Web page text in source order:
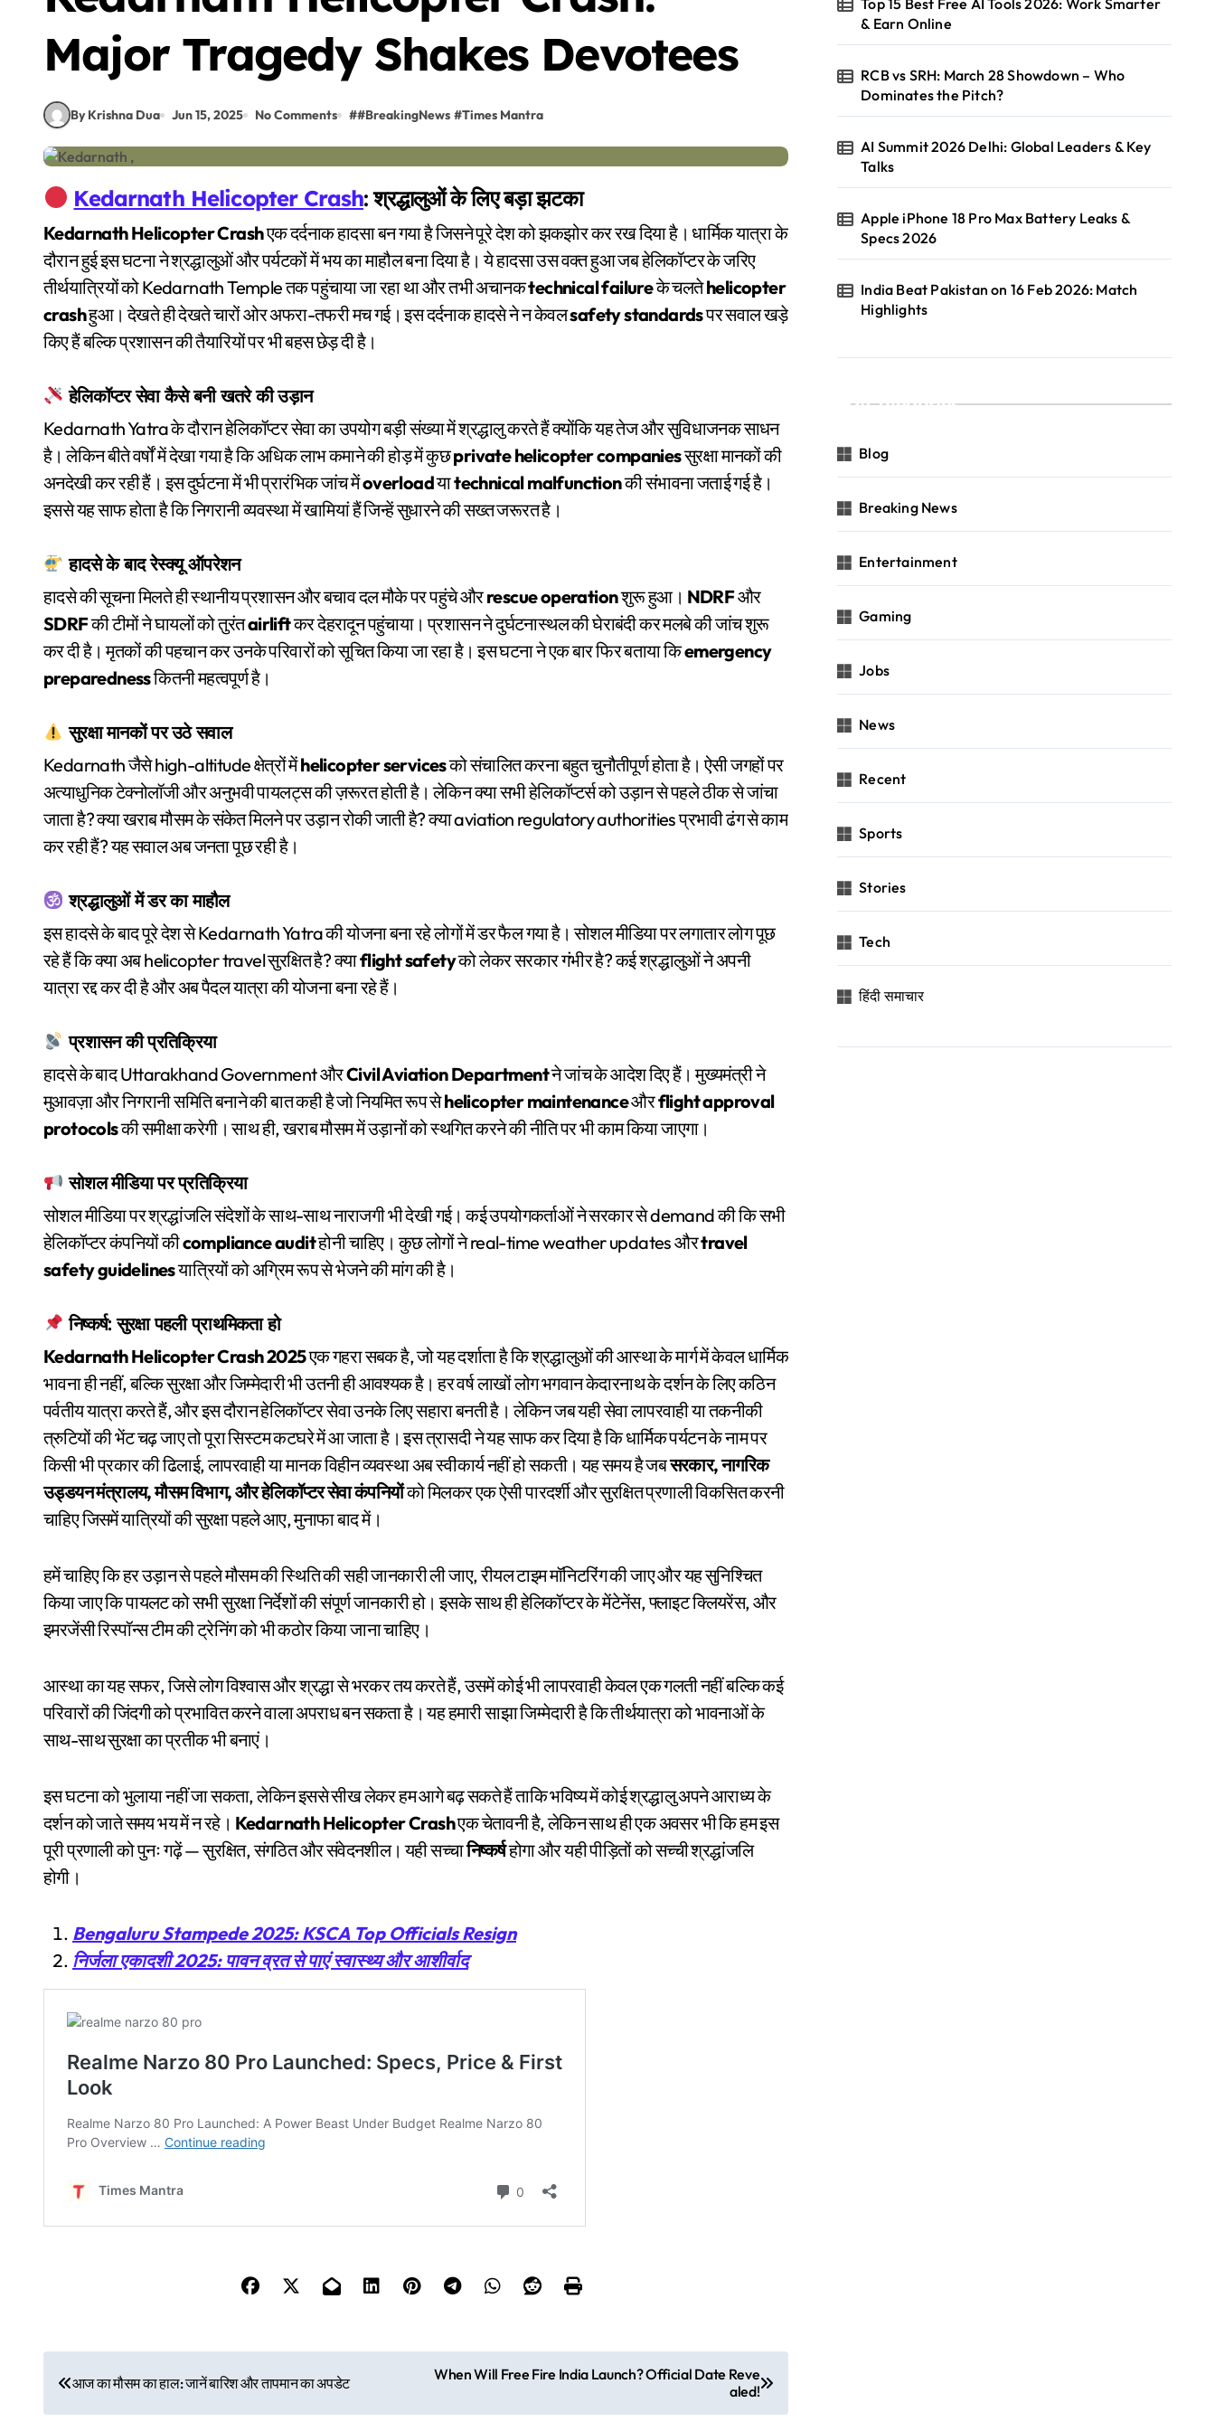
Major Tragedy Shakes Devotees
By Krishna Dua Jun 15, 2025 No Comments ##BreakingNews #Times Mantra
Kedarnath Helicopter Crash: श्रद्धालुओं के लिए बड़ा झटका
Kedarnath Helicopter Crashएक दर्दनाक हादसा बन गया है जिसने पूरे देश को झकझोर कर रख दिया है। धार्मिक यात्रा के
दौरान हुई इस घटना ने श्रद्धालुओं और पर्यटकों में भय का माहौल बना दिया है। ये हादसा उस वक्त हुआ जब हेलिकॉप्टर के जरिए
तीर्थयात्रियों को Kedarnath Temple तक पहुंचाया जा रहा था और तभी अचानकtechnical failureके चलतेhelicopter
crashहुआ। देखते ही देखते चारों ओर अफरा-तफरी मच गई। इस दर्दनाक हादसे ने न केवलsafety standardsपर सवाल खड़े
किए हैं बल्कि प्रशासन की तैयारियों पर भी बहस छेड़ दी है।
हेलिकॉप्टर सेवा कैसे बनी खतरे की उड़ान
Kedarnath Yatra के दौरान हेलिकॉप्टर सेवा का उपयोग बड़ी संख्या में श्रद्धालु करते हैं क्योंकि यह तेज और सुविधाजनक साधन
है। लेकिन बीते वर्षों में देखा गया है कि अधिक लाभ कमाने की होड़ में कुछprivate helicopter companiesसुरक्षा मानकों की
अनदेखी कर रही हैं। इस दुर्घटना में भी प्रारंभिक जांच मेंoverloadयाtechnical malfunctionकी संभावना जताई गई है।
इससे यह साफ होता है कि निगरानी व्यवस्था में खामियां हैं जिन्हें सुधारने की सख्त जरूरत है।
हादसे के बाद रेस्क्यू ऑपरेशन
हादसे की सूचना मिलते ही स्थानीय प्रशासन और बचाव दल मौके पर पहुंचे औरrescue operationशुरू हुआ। NDRFऔर
SDRFकी टीमों ने घायलों को तुरंतairliftकर देहरादून पहुंचाया। प्रशासन ने दुर्घटनास्थल की घेराबंदी कर मलबे की जांच शुरू
कर दी है। मृतकों की पहचान कर उनके परिवारों को सूचित किया जा रहा है। इस घटना ने एक बार फिर बताया किemergency
preparednessकितनी महत्वपूर्ण है।
सुरक्षा मानकों पर उठे सवाल
Kedarnath जैसे high-altitude क्षेत्रों मेंhelicopter servicesको संचालित करना बहुत चुनौतीपूर्ण होता है। ऐसी जगहों पर
अत्याधुनिक टेक्नोलॉजी और अनुभवी पायलट्स की ज़रूरत होती है। लेकिन क्या सभी हेलिकॉप्टर्स को उड़ान से पहले ठीक से जांचा
जाता है? क्या खराब मौसम के संकेत मिलने पर उड़ान रोकी जाती है? क्या aviation regulatory authorities प्रभावी ढंग से काम
कर रही हैं? यह सवाल अब जनता पूछ रही है।
श्रद्धालुओं में डर का माहौल
इस हादसे के बाद पूरे देश से Kedarnath Yatra की योजना बना रहे लोगों में डर फैल गया है। सोशल मीडिया पर लगातार लोग पूछ
रहे हैं कि क्या अब helicopter travel सुरक्षित है? क्याflight safetyको लेकर सरकार गंभीर है? कई श्रद्धालुओं ने अपनी
यात्रा रद्द कर दी है और अब पैदल यात्रा की योजना बना रहे हैं।
प्रशासन की प्रतिक्रिया
हादसे के बाद Uttarakhand Government औरCivil Aviation Departmentने जांच के आदेश दिए हैं। मुख्यमंत्री ने
मुआवज़ा और निगरानी समिति बनाने की बात कही है जो नियमित रूप सेhelicopter maintenanceऔरflight approval
protocolsकी समीक्षा करेगी। साथ ही, खराब मौसम में उड़ानों को स्थगित करने की नीति पर भी काम किया जाएगा।
सोशल मीडिया पर प्रतिक्रिया
सोशल मीडिया पर श्रद्धांजलि संदेशों के साथ-साथ नाराजगी भी देखी गई। कई उपयोगकर्ताओं ने सरकार से demand की कि सभी
हेलिकॉप्टर कंपनियों कीcompliance auditहोनी चाहिए। कुछ लोगों ने real-time weather updates औरtravel
safety guidelinesयात्रियों को अग्रिम रूप से भेजने की मांग की है।
निष्कर्ष: सुरक्षा पहली प्राथमिकता हो
Kedarnath Helicopter Crash 2025एक गहरा सबक है, जो यह दर्शाता है कि श्रद्धालुओं की आस्था के मार्ग में केवल धार्मिक
भावना ही नहीं, बल्कि सुरक्षा और जिम्मेदारी भी उतनी ही आवश्यक है। हर वर्ष लाखों लोग भगवान केदारनाथ के दर्शन के लिए कठिन
पर्वतीय यात्रा करते हैं, और इस दौरान हेलिकॉप्टर सेवा उनके लिए सहारा बनती है। लेकिन जब यही सेवा लापरवाही या तकनीकी
त्रुटियों की भेंट चढ़ जाए तो पूरा सिस्टम कटघरे में आ जाता है। इस त्रासदी ने यह साफ कर दिया है कि धार्मिक पर्यटन के नाम पर
किसी भी प्रकार की ढिलाई, लापरवाही या मानक विहीन व्यवस्था अब स्वीकार्य नहीं हो सकती। यह समय है जबसरकार, नागरिक
उड्डयन मंत्रालय, मौसम विभाग, और हेलिकॉप्टर सेवा कंपनियोंको मिलकर एक ऐसी पारदर्शी और सुरक्षित प्रणाली विकसित करनी
चाहिए जिसमें यात्रियों की सुरक्षा पहले आए, मुनाफा बाद में।
हमें चाहिए कि हर उड़ान से पहले मौसम की स्थिति की सही जानकारी ली जाए, रीयल टाइम मॉनिटरिंग की जाए और यह सुनिश्चित
किया जाए कि पायलट को सभी सुरक्षा निर्देशों की संपूर्ण जानकारी हो। इसके साथ ही हेलिकॉप्टर के मेंटेनेंस, फ्लाइट क्लियरेंस, और
इमरजेंसी रिस्पॉन्स टीम की ट्रेनिंग को भी कठोर किया जाना चाहिए।
आस्था का यह सफर, जिसे लोग विश्वास और श्रद्धा से भरकर तय करते हैं, उसमें कोई भी लापरवाही केवल एक गलती नहीं बल्कि कई
परिवारों की जिंदगी को प्रभावित करने वाला अपराध बन सकता है। यह हमारी साझा जिम्मेदारी है कि तीर्थयात्रा को भावनाओं के
साथ-साथ सुरक्षा का प्रतीक भी बनाएं।
इस घटना को भुलाया नहीं जा सकता, लेकिन इससे सीख लेकर हम आगे बढ़ सकते हैं ताकि भविष्य में कोई श्रद्धालु अपने आराध्य के
दर्शन को जाते समय भय में न रहे। Kedarnath Helicopter Crashएक चेतावनी है, लेकिन साथ ही एक अवसर भी कि हम इस
पूरी प्रणाली को पुनः गढ़ें — सुरक्षित, संगठित और संवेदनशील। यही सच्चानिष्कर्षहोगा और यही पीड़ितों को सच्ची श्रद्धांजलि
होगी।
Bengaluru Stampede 2025: KSCA Top Officials Resign
निर्जला एकादशी 2025: पावन व्रत से पाएं स्वास्थ्य और आशीर्वाद
o
आज का मौसम का हाल: जानें बारिश और तापमान का अपडेट
When Will Free Fire India Launch? Official Date Reve
aled!
Top 15 Best Free AI Tools 2026: Work Smarter
& Earn Online
RCB vs SRH: March 28 Showdown – Who
Dominates the Pitch?
AI Summit 2026 Delhi: Global Leaders & Key
Talks
Apple iPhone 18 Pro Max Battery Leaks &
Specs 2026
India Beat Pakistan on 16 Feb 2026: Match
Highlights
Categories
Blog
Breaking News
Entertainment
Gaming
Jobs
News
Recent
Sports
Stories
Tech
हिंदी समाचार